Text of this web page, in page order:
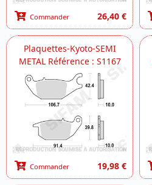
Commander 26,40 €
Plaquettes-Kyoto-SEMI
METAL Référence : S1167
Commander 19,98 €